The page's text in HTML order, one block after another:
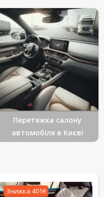
Перетяжка салону
автомобіля в Києві
Знижка 401₴